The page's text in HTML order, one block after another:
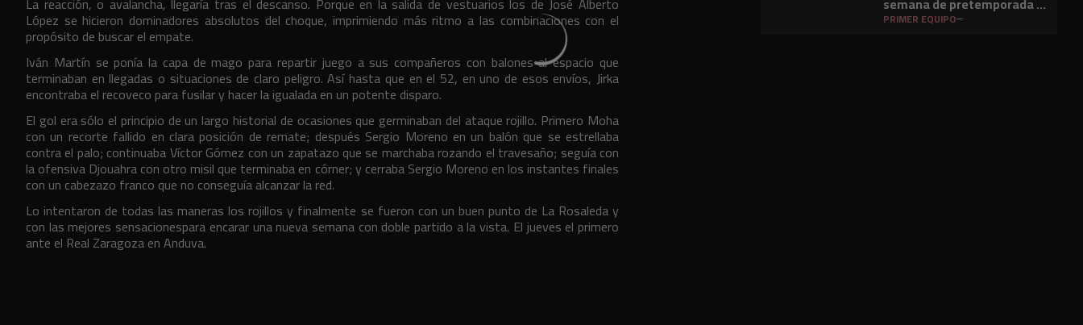
López se hicieron dominadores absolutos del choque, imprimiendo más ritmo a las combinaciones con el
propósito de buscar el empate.
Iván Martín se ponía la capa de mago para repartir juego a sus compañeros con balones al espacio que
terminaban en llegadas o situaciones de claro peligro. Así hasta que en el 52, en uno de esos envíos, Jirka
encontraba el recoveco para fusilar y hacer la igualada en un potente disparo.
El gol era sólo el principio de un largo historial de ocasiones que germinaban del ataque rojillo. Primero Moha
con un recorte fallido en clara posición de remate; después Sergio Moreno en un balón que se estrellaba
contra el palo; continuaba Víctor Gómez con un zapatazo que se marchaba rozando el travesaño; seguía con
la ofensiva Djouahra con otro misil que terminaba en córner; y cerraba Sergio Moreno en los instantes finales
con un cabezazo franco que no conseguía alcanzar la red.
Lo intentaron de todas las maneras los rojillos y finalmente se fueron con un buen punto de La Rosaleda y
con las mejores sensacionespara encarar una nueva semana con doble partido a la vista. El jueves el primero
ante el Real Zaragoza en Anduva.
primer amistoso a la vista
PRIMER EQUIPO